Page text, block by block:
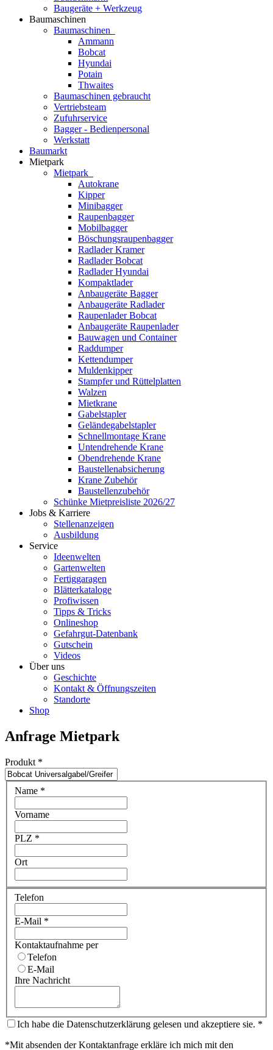
Baugeräte + Werkzeug
Baumaschinen
Baumaschinen
Ammann
Bobcat
Hyundai
Potain
Thwaites
Baumaschinen gebraucht
Vertriebsteam
Zufuhrservice
Bagger - Bedienpersonal
Werkstatt
Baumarkt
Mietpark
Mietpark
Autokrane
Kipper
Minibagger
Raupenbagger
Mobilbagger
Böschungsraupenbagger
Radlader Kramer
Radlader Bobcat
Radlader Hyundai
Kompaktlader
Anbaugeräte Bagger
Anbaugeräte Radlader
Raupenlader Bobcat
Anbaugeräte Raupenlader
Bauwagen und Container
Raddumper
Kettendumper
Muldenkipper
Stampfer und Rüttelplatten
Walzen
Mietkrane
Gabelstapler
Geländegabelstapler
Schnellmontage Krane
Untendrehende Krane
Obendrehende Krane
Baustellenabsicherung
Krane Zubehör
Baustellenzubehör
Schünke Mietpreisliste 2026/27
Jobs & Karriere
Stellenanzeigen
Ausbildung
Service
Ideenwelten
Gartenwelten
Fertiggaragen
Blätterkataloge
Profiwissen
Tipps & Tricks
Onlineshop
Gefahrgut-Datenbank
Gutschein
Videos
Über uns
Geschichte
Kontakt & Öffnungszeiten
Standorte
Shop
Anfrage Mietpark
Produkt *
Name *
Vorname
PLZ *
Ort
Telefon
E-Mail *
Kontaktaufnahme per
Telefon
E-Mail
Ihre Nachricht
Ich habe die Datenschutzerklärung gelesen und akzeptiere sie. *
*Mit absenden der Kontaktanfrage erkläre ich mich mit den